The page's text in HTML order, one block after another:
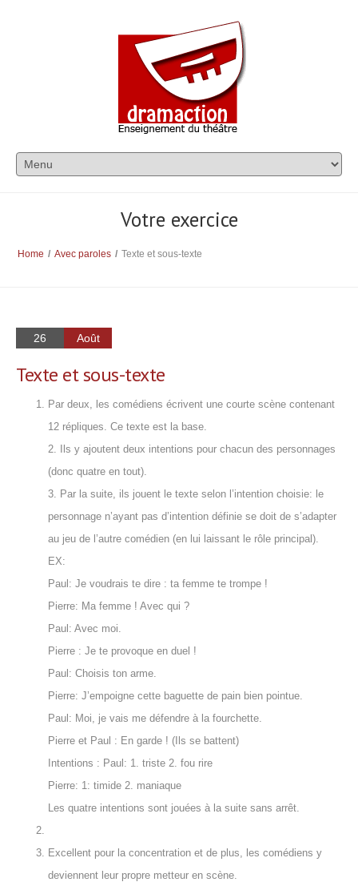
Votre exercice
Home / Avec paroles / Texte et sous-texte
26 Août
Texte et sous-texte
Par deux, les comédiens écrivent une courte scène contenant
12 répliques. Ce texte est la base.
2. Ils y ajoutent deux intentions pour chacun des personnages
(donc quatre en tout).
3. Par la suite, ils jouent le texte selon l’intention choisie: le
personnage n’ayant pas d’intention définie se doit de s’adapter
au jeu de l’autre comédien (en lui laissant le rôle principal).
EX:
Paul: Je voudrais te dire : ta femme te trompe !
Pierre: Ma femme ! Avec qui ?
Paul: Avec moi.
Pierre : Je te provoque en duel !
Paul: Choisis ton arme.
Pierre: J’empoigne cette baguette de pain bien pointue.
Paul: Moi, je vais me défendre à la fourchette.
Pierre et Paul : En garde ! (Ils se battent)
Intentions : Paul: 1. triste 2. fou rire
Pierre: 1: timide 2. maniaque
Les quatre intentions sont jouées à la suite sans arrêt.
Excellent pour la concentration et de plus, les comédiens y
deviennent leur propre metteur en scène.